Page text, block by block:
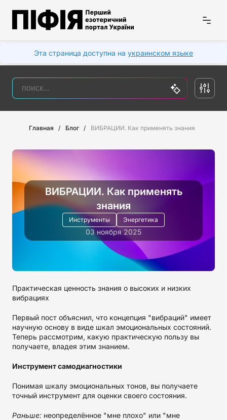
Эта страница доступна на украинском языке
Главная Блог ВИБРАЦИИ. Как применять знания
ВИБРАЦИИ. Как применять
знания
Инструменты Энергетика
03 ноября 2025
Практическая ценность знания о высоких и низких
вибрациях
Первый пост объяснил, что концепция "вибраций" имеет
научную основу в виде шкал эмоциональных состояний.
Теперь рассмотрим, какую практическую пользу вы
получаете, владея этим знанием.
Инструмент самодиагностики
Понимая шкалу эмоциональных тонов, вы получаете
точный инструмент для оценки своего состояния.
Раньше: неопределённое "мне плохо" или "мне